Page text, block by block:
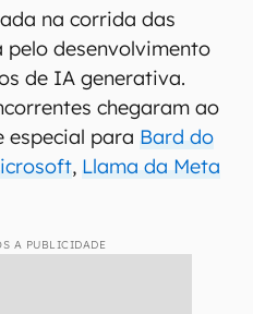
na corrida das
desenvolvimento
de IA generativa.
chegaram ao
especial para Bard do
, Llama da Meta
A PUBLICIDADE